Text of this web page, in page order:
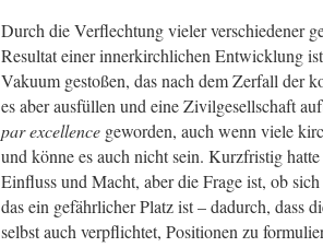
Durch die Verflechtung vieler verschiedener
Resultat einer innerkirchlichen Entwicklung
Vakuum gestoßen, das nach dem Zerfall der
es aber ausfüllen und eine Zivilgesellschaft
par excellencegeworden, auch wenn viele
und könne es auch nicht sein. Kurzfristig
Einfluss und Macht, aber die Frage ist, ob
das ein gefährlicher Platz ist – dadurch, dass
selbst auch verpflichtet, Positionen zu